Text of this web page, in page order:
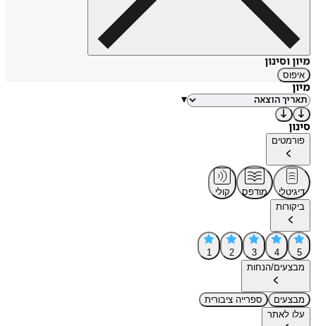
מיון וסינון
איפוס
מיון
▾
סינון
פורמטים
דיגיטלי מודפס
קולי
ביקורות
5
4
3
2
1
מבצעים/הנחות
מבצעים
ספרייה ציבורית
עלו לאתר